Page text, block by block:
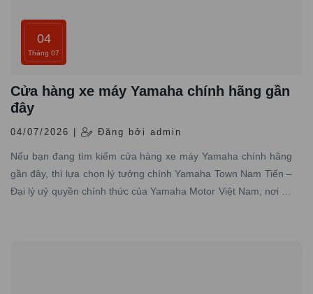
04
Tháng 07
Cửa hàng xe máy Yamaha chính hãng gần
đây
04/07/2026 | Đăng bởi admin
Nếu bạn đang tìm kiếm cửa hàng xe máy Yamaha chính hãng
gần đây, thì lựa chọn lý tưởng chính Yamaha Town Nam Tiến –
Đại lý uỷ quyền chính thức của Yamaha Motor Việt Nam, nơi có